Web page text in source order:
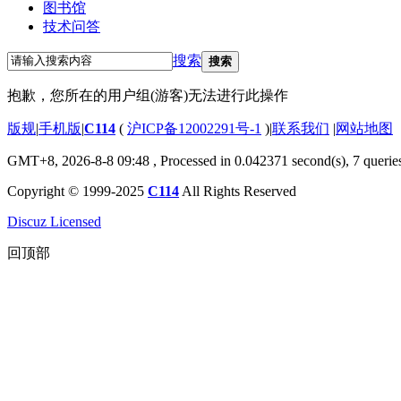
图书馆
技术问答
搜索 搜索
抱歉，您所在的用户组(游客)无法进行此操作
版规|手机版|C114 ( 沪ICP备12002291号-1 )|联系我们 |网站地图
GMT+8, 2026-8-8 09:48 , Processed in 0.042371 second(s), 7
Copyright © 1999-2025 C114 All Rights Reserved
Discuz Licensed
回顶部